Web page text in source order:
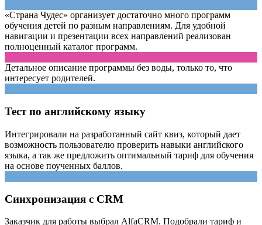
«Страна Чудес» организует достаточно много программ
обучения детей по разным направлениям. Для удобной
навигации и презентации всех направлений реализован
полноценный каталог программ.
Детальное описание программы без воды, только то, что
интересует родителей.
Тест по английскому языку
Интегрировали на разработанный сайт квиз, который дает
возможность пользователю проверить навыки английского
языка, а так же предложить оптимальный тариф для обучения
на основе поученных баллов.
Синхронизация с CRM
Заказчик для работы выбрал AlfaCRM. Подобрали тариф и